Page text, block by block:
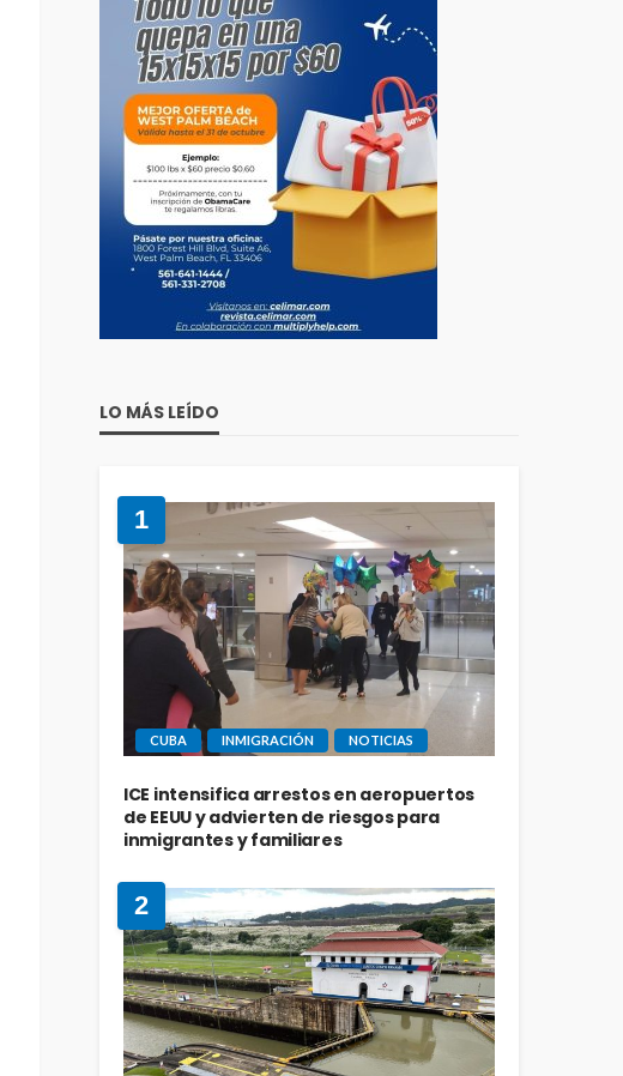
LO MÁS LEÍDO
1
CUBA INMIGRACIÓN NOTICIAS
ICE intensifica arrestos en aeropuertos
de EEUU y advierten de riesgos para
inmigrantes y familiares
2